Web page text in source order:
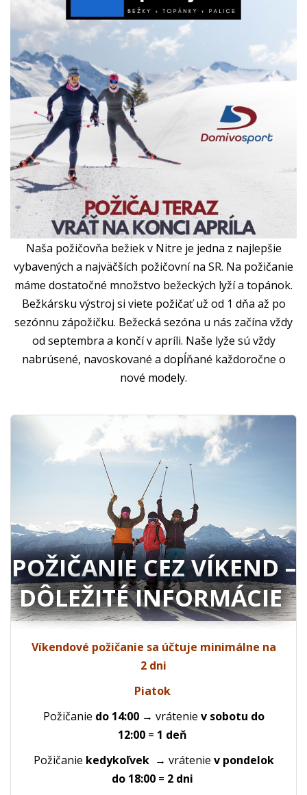
Naša požičovňa bežiek v Nitre je jedna z najlepšie
vybavených a najväčších požičovní na SR. Na požičanie
máme dostatočné množstvo bežeckých lyží a topánok.
Bežkársku výstroj si viete požičať už od 1 dňa až po
sezónnu zápožičku. Bežecká sezóna u nás začína vždy
od septembra a končí v apríli. Naše lyže sú vždy
nabrúsené, navoskované a dopĺňané každoročne o
nové modely.
POŽIČANIE CEZ VÍKEND –
DÔLEŽITÉ INFORMÁCIE
Víkendové požičanie sa účtuje minimálne na
2 dni
Piatok
Požičanie do 14:00→ vrátenie v sobotu do
12:00= 1 deň
Požičanie kedykoľvek→ vrátenie v pondelok
do 18:00= 2 dni